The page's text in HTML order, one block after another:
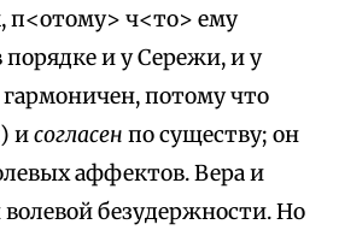
п<отому> ч<то> ему
порядке и у Сережи, и у
потому что
исогласен по существу; он
аффектов. Вера и
безудержности. Но